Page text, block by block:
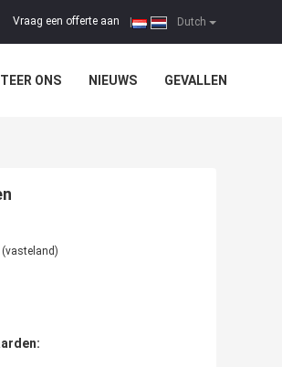
Dutch
Vraag een offerte aan
ONS NIEUWS GEVALLEN